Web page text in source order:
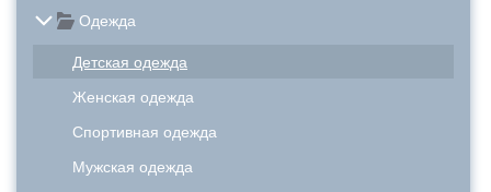
Одежда
Детская одежда
Женская одежда
Спортивная одежда
Мужская одежда